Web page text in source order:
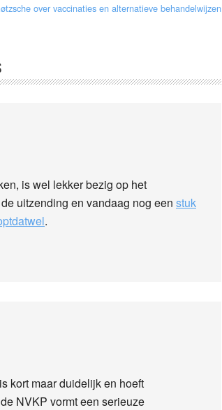
over vaccinaties en alternatieve behandelwijzen
is wel lekker bezig op het
uitzending en vandaag nog een stuk
.
kort maar duidelijk en hoeft
NVKP vormt een serieuze